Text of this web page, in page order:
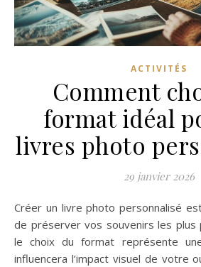
ACTIVITÉS
Comment
format idéal
livres photo
29 janvier 2026
Créer un livre photo personnalisé est une manière unique
de préserver vos souvenirs les plus
le choix du format représente
influencera l’impact visuel de votre